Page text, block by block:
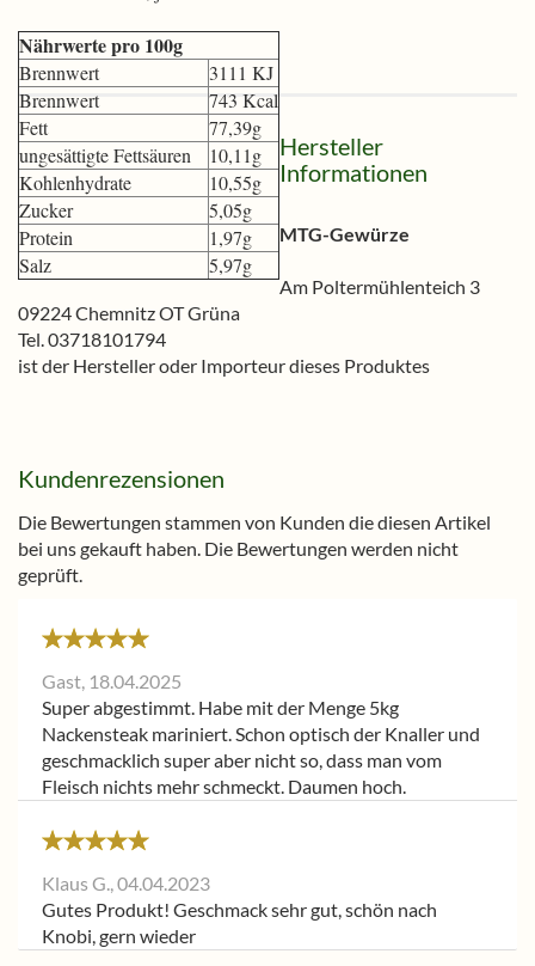
Nährwerte pro 100g
Brennwert
3111 KJ
Brennwert
743 Kcal
Fett
77,39g
ungesättigte Fettsäuren
10,11g
Kohlenhydrate
10,55g
Zucker
5,05g
Protein
1,97g
Salz
5,97g
Hersteller
Informationen
MTG-Gewürze
Am Poltermühlenteich 3
09224 Chemnitz OT Grüna
Tel. 03718101794
ist der Hersteller oder Importeur dieses Produktes
Kundenrezensionen
Die Bewertungen stammen von Kunden die diesen Artikel
bei uns gekauft haben. Die Bewertungen werden nicht
geprüft.
Gast, 18.04.2025
Super abgestimmt. Habe mit der Menge 5kg
Nackensteak mariniert. Schon optisch der Knaller und
geschmacklich super aber nicht so, dass man vom
Fleisch nichts mehr schmeckt. Daumen hoch.
Klaus G.,04.04.2023
Gutes Produkt! Geschmack sehr gut, schön nach
Knobi, gern wieder